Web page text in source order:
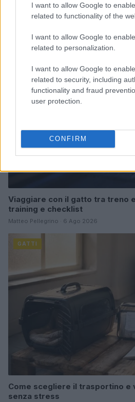
I want to allow Google to
related to functionality of the
I want to allow Google to
related to personalization.
I want to allow Google to
related to security, including
functionality and fraud
user protection.
CONFIRM
Il legame speciale tra
storia di rispetto e passione
Greta Salvati · 7 Ago 2026
Viaggiare con il gatto tra treno
training e checklist
Matteo Pellegrino · 6 Ago 2026
GATTI
Come scegliere il trasportino e
senza stress